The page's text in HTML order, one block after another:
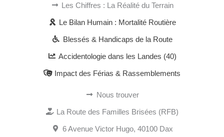
Les Chiffres : La Réalité du Terrain
Le Bilan Humain : Mortalité Routière
Blessés & Handicaps de la Route
Accidentologie dans les Landes (40)
Impact des Férias & Rassemblements
Nous trouver
La Route des Familles Brisées (RFB)
6 Avenue Victor Hugo, 40100 Dax